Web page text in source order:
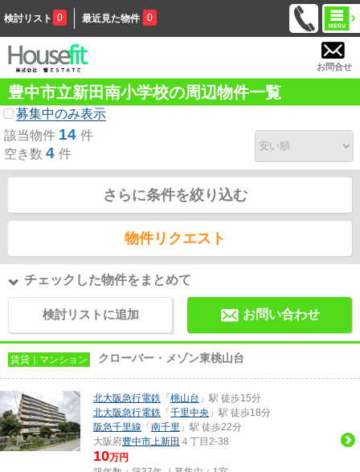
検討リスト 0 最近見た物件 0
お問合せ
豊中市立新田南小学校の周辺物件一覧
募集中のみ表示
該当物件 14 件
空き数 4 件
さらに条件を絞り込む
物件リクエスト
チェックした物件をまとめて
検討リストに追加 お問い合わせ
賃貸｜マンション クローバー・メゾン東桃山台
北大阪急行電鉄 「 桃山台 」駅 徒歩15分
北大阪急行電鉄 「 千里中央 」駅 徒歩18分
阪急千里線 「 南千里 」駅 徒歩22分
大阪府豊中市上新田 ４丁目2-38
10万円